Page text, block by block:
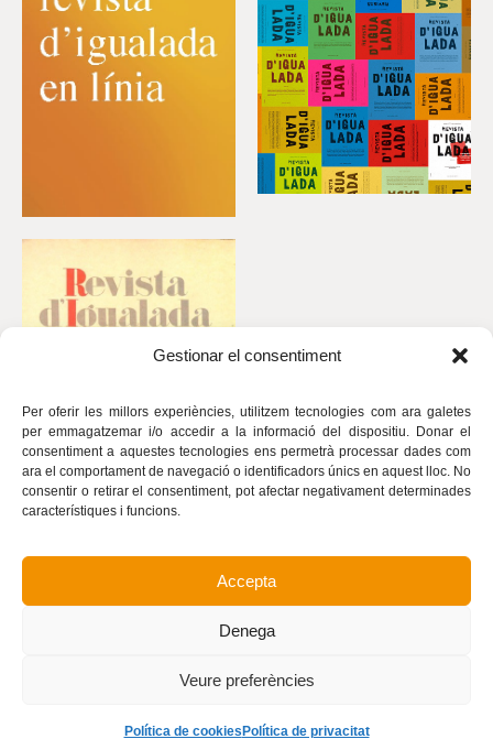
Gestionar el consentiment
Per oferir les millors experiències, utilitzem tecnologies com ara galetes
per emmagatzemar i/o accedir a la informació del dispositiu. Donar el
consentiment a aquestes tecnologies ens permetrà processar dades com
ara el comportament de navegació o identificadors únics en aquest lloc. No
consentir o retirar el consentiment, pot afectar negativament determinades
característiques i funcions.
Accepta
Denega
Veure preferències
Política de cookies Política de privacitat